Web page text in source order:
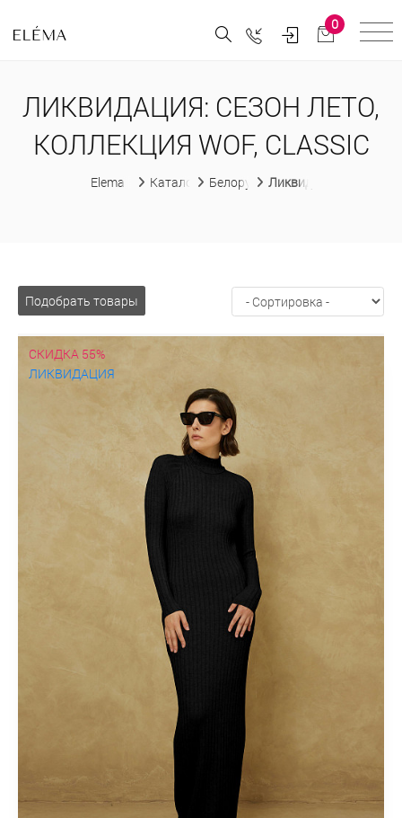
0
ЛИКВИДАЦИЯ: СЕЗОН ЛЕТО,
КОЛЛЕКЦИЯ WOF, CLASSIC
Elema Каталог Белорусская женская одежда
Ликвидация
Подобрать товары
СКИДКА 55%
ЛИКВИДАЦИЯ